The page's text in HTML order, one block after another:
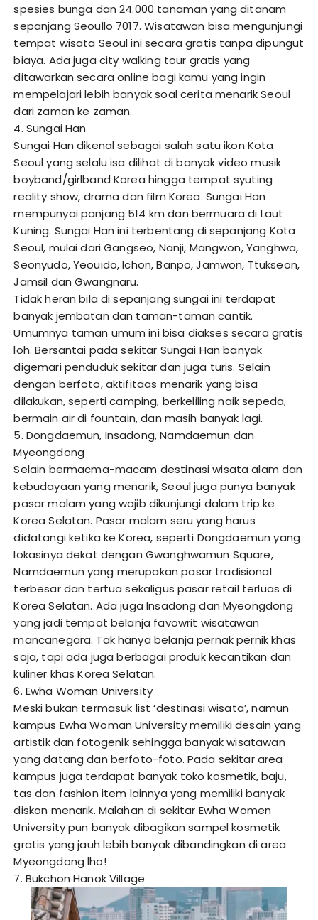
spesies bunga dan 24.000 tanaman yang ditanam
sepanjang Seoullo 7017. Wisatawan bisa mengunjungi
tempat wisata Seoul ini secara gratis tanpa dipungut
biaya. Ada juga city walking tour gratis yang
ditawarkan secara online bagi kamu yang ingin
mempelajari lebih banyak soal cerita menarik Seoul
dari zaman ke zaman.
4. Sungai Han
Sungai Han dikenal sebagai salah satu ikon Kota
Seoul yang selalu isa dilihat di banyak video musik
boyband/girlband Korea hingga tempat syuting
reality show, drama dan film Korea. Sungai Han
mempunyai panjang 514 km dan bermuara di Laut
Kuning. Sungai Han ini terbentang di sepanjang Kota
Seoul, mulai dari Gangseo, Nanji, Mangwon, Yanghwa,
Seonyudo, Yeouido, Ichon, Banpo, Jamwon, Ttukseon,
Jamsil dan Gwangnaru.
Tidak heran bila di sepanjang sungai ini terdapat
banyak jembatan dan taman-taman cantik.
Umumnya taman umum ini bisa diakses secara gratis
loh. Bersantai pada sekitar Sungai Han banyak
digemari penduduk sekitar dan juga turis. Selain
dengan berfoto, aktifitaas menarik yang bisa
dilakukan, seperti camping, berkeliling naik sepeda,
bermain air di fountain, dan masih banyak lagi.
5. Dongdaemun, Insadong, Namdaemun dan
Myeongdong
Selain bermacma-macam destinasi wisata alam dan
kebudayaan yang menarik, Seoul juga punya banyak
pasar malam yang wajib dikunjungi dalam trip ke
Korea Selatan. Pasar malam seru yang harus
didatangi ketika ke Korea, seperti Dongdaemun yang
lokasinya dekat dengan Gwanghwamun Square,
Namdaemun yang merupakan pasar tradisional
terbesar dan tertua sekaligus pasar retail terluas di
Korea Selatan. Ada juga Insadong dan Myeongdong
yang jadi tempat belanja favowrit wisatawan
mancanegara. Tak hanya belanja pernak pernik khas
saja, tapi ada juga berbagai produk kecantikan dan
kuliner khas Korea Selatan.
6. Ewha Woman University
Meski bukan termasuk list ‘destinasi wisata’, namun
kampus Ewha Woman University memiliki desain yang
artistik dan fotogenik sehingga banyak wisatawan
yang datang dan berfoto-foto. Pada sekitar area
kampus juga terdapat banyak toko kosmetik, baju,
tas dan fashion item lainnya yang memiliki banyak
diskon menarik. Malahan di sekitar Ewha Women
University pun banyak dibagikan sampel kosmetik
gratis yang jauh lebih banyak dibandingkan di area
Myeongdong lho!
7. Bukchon Hanok Village